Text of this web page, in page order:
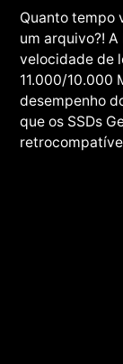
Quanto tempo
um arquivo?!
velocidade de
11.000/10.000
desempenho
que os SSDs